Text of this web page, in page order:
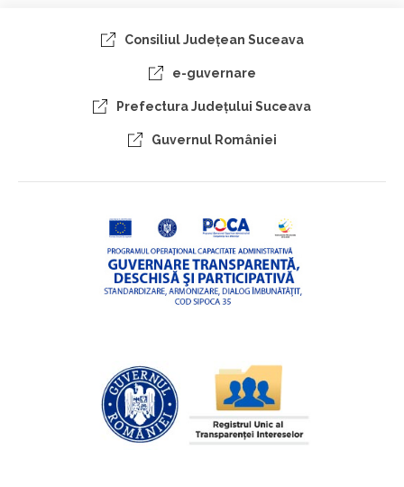
Consiliul Judeţean Suceava
e-guvernare
Prefectura Judeţului Suceava
Guvernul României